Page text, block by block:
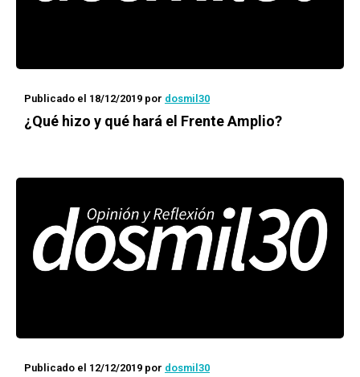
Publicado el 18/12/2019 por dosmil30
¿Qué hizo y qué hará el Frente Amplio?
Publicado el 12/12/2019 por dosmil30